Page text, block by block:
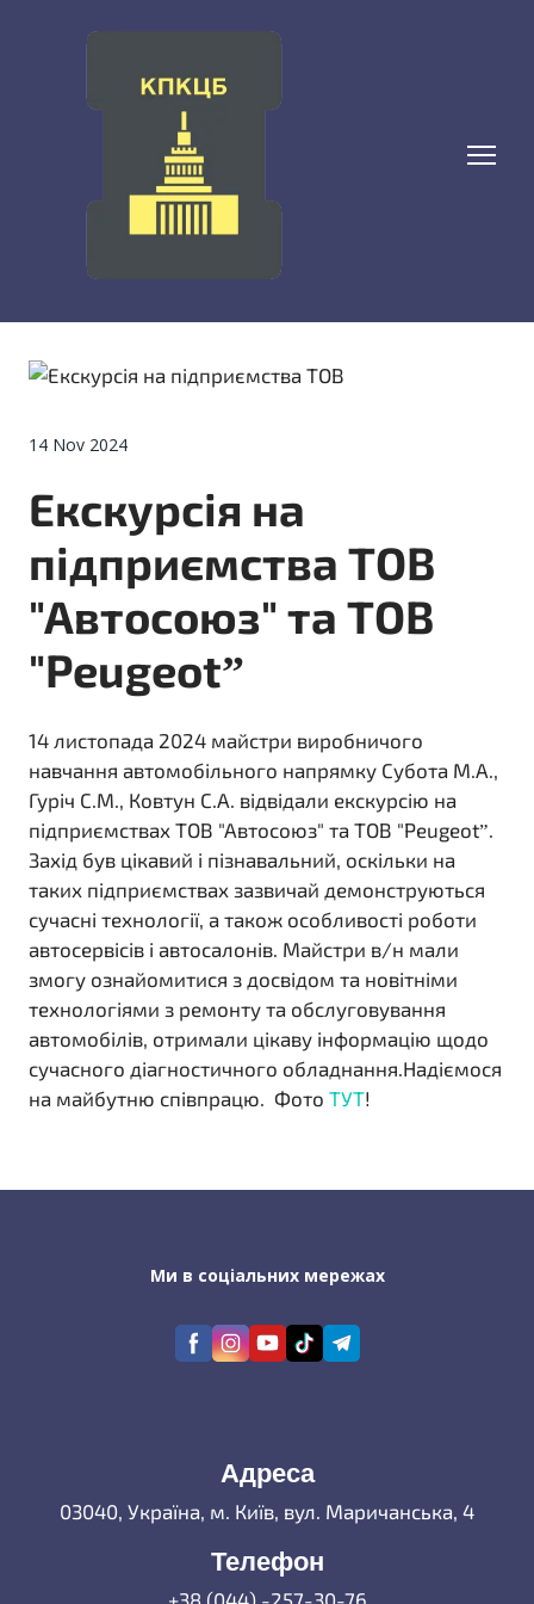
14 Nov 2024
Екскурсія на
підприємства ТОВ
"Автосоюз" та ТОВ
"Peugeot”
14 листопада 2024 майстри виробничого
навчання автомобільного напрямку Субота М.А.,
Гуріч С.М., Ковтун С.А. відвідали екскурсію на
підприємствах ТОВ "Автосоюз" та ТОВ "Peugeot”.
Захід був цікавий і пізнавальний, оскільки на
таких підприємствах зазвичай демонструються
сучасні технології, а також особливості роботи
автосервісів і автосалонів. Майстри в/н мали
змогу ознайомитися з досвідом та новітніми
технологіями з ремонту та обслуговування
автомобілів, отримали цікаву інформацію щодо
сучасного діагностичного обладнання.Надіємося
на майбутню співпрацю. Фото ТУТ!
Ми в соціальних мережах
Адреса
03040, Україна, м. Київ, вул. Маричанська, 4
Телефон
+38 (044) -257-30-76